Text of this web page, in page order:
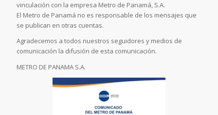
vinculación con la empresa Metro de Panamá, S.A.
El Metro de Panamá no es responsable de los mensajes que
se publican en otras cuentas.
Agradecemos a todos nuestros seguidores y medios de
comunicación la difusión de esta comunicación.
METRO DE PANAMA S.A.